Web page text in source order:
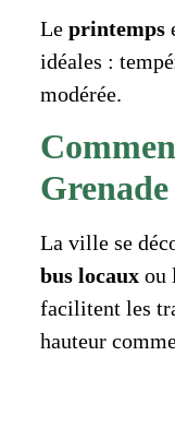
Le printemps
idéales :
modérée.
Grenade
La ville se
bus locauxou
facilitent les
hauteur